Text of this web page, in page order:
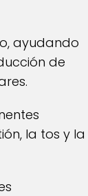
ayudando
de
la tos y la